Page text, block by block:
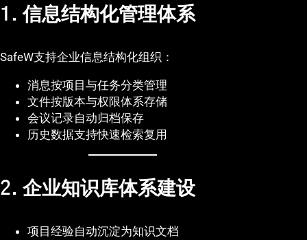
1. 信息结构化管理体系
SafeW支持企业信息结构化组织：
消息按项目与任务分类管理
文件按版本与权限体系存储
会议记录自动归档保存
历史数据支持快速检索复用
2. 企业知识库体系建设
项目经验自动沉淀为知识文档